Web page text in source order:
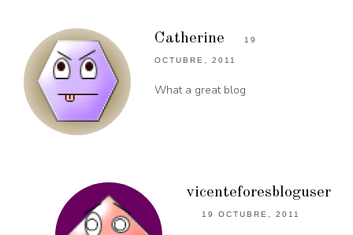
Catherine 19
OCTUBRE, 2011
What a great blog
vicenteforesbloguser
19 OCTUBRE, 2011